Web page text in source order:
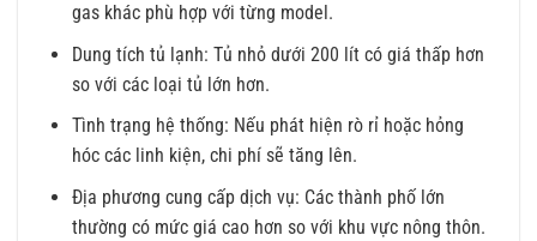
gas khác phù hợp với từng model.
Dung tích tủ lạnh: Tủ nhỏ dưới 200 lít có giá thấp hơn
so với các loại tủ lớn hơn.
Tình trạng hệ thống: Nếu phát hiện rò rỉ hoặc hỏng
hóc các linh kiện, chi phí sẽ tăng lên.
Địa phương cung cấp dịch vụ: Các thành phố lớn
thường có mức giá cao hơn so với khu vực nông thôn.